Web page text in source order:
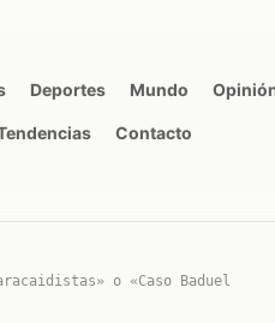
Deportes Mundo
Contacto
o «Caso Baduel